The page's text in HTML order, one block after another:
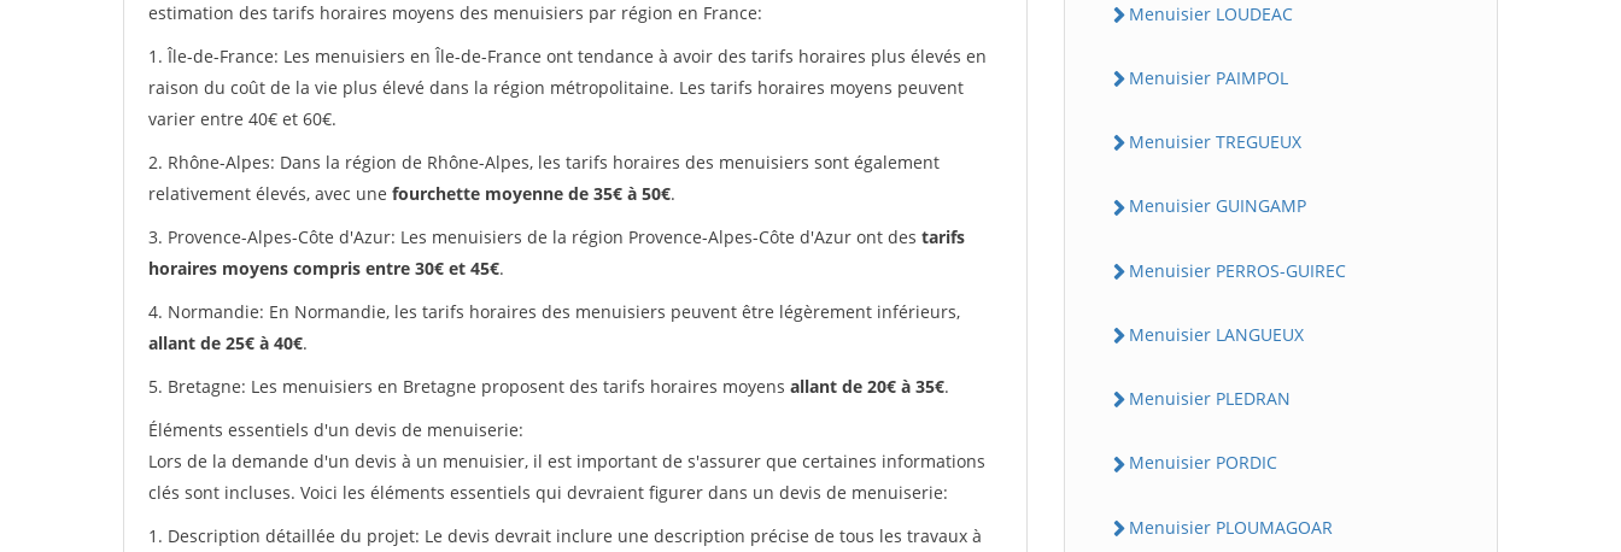
estimation des tarifs horaires moyens des menuisiers par région en France:
1. Île-de-France: Les menuisiers en Île-de-France ont tendance à avoir des tarifs horaires plus élevés en
raison du coût de la vie plus élevé dans la région métropolitaine. Les tarifs horaires moyens peuvent
varier entre 40€ et 60€.
2. Rhône-Alpes: Dans la région de Rhône-Alpes, les tarifs horaires des menuisiers sont également
relativement élevés, avec une fourchette moyenne de 35€ à 50€.
3. Provence-Alpes-Côte d'Azur: Les menuisiers de la région Provence-Alpes-Côte d'Azur ont des tarifs
horaires moyens compris entre 30€ et 45€.
4. Normandie: En Normandie, les tarifs horaires des menuisiers peuvent être légèrement inférieurs,
allant de 25€ à 40€.
5. Bretagne: Les menuisiers en Bretagne proposent des tarifs horaires moyens allant de 20€ à 35€.
Éléments essentiels d'un devis de menuiserie:
Lors de la demande d'un devis à un menuisier, il est important de s'assurer que certaines informations
clés sont incluses. Voici les éléments essentiels qui devraient figurer dans un devis de menuiserie:
1. Description détaillée du projet: Le devis devrait inclure une description précise de tous les travaux à
Menuisier LOUDEAC
Menuisier PAIMPOL
Menuisier TREGUEUX
Menuisier GUINGAMP
Menuisier PERROS-GUIREC
Menuisier LANGUEUX
Menuisier PLEDRAN
Menuisier PORDIC
Menuisier PLOUMAGOAR